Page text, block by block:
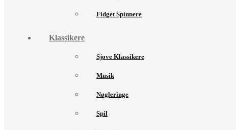
Fidget Spinnere
Klassikere
Sjove Klassikere
Musik
Nøgleringe
Spil